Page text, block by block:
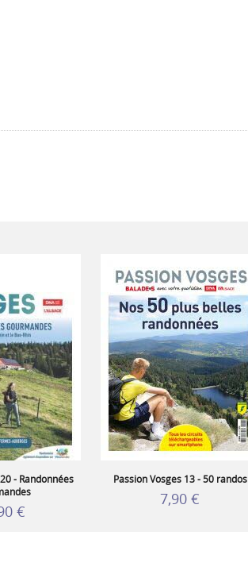
- Randonnées
€
Passion Vosges 13 - 50 randos
7,90 €